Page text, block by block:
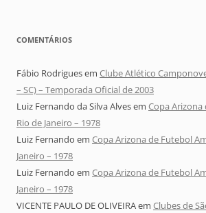
COMENTÁRIOS
Fábio Rodriguesem Clube Atlético
– SC) – Temporada Oficial de 2003
Luiz Fernando da Silva Alvesem Copa
Rio de Janeiro – 1978
Luiz Fernando em Copa Arizona de Futebol
Janeiro – 1978
Luiz Fernando em Copa Arizona de Futebol
Janeiro – 1978
VICENTE PAULO DE OLIVEIRAem Clubes de